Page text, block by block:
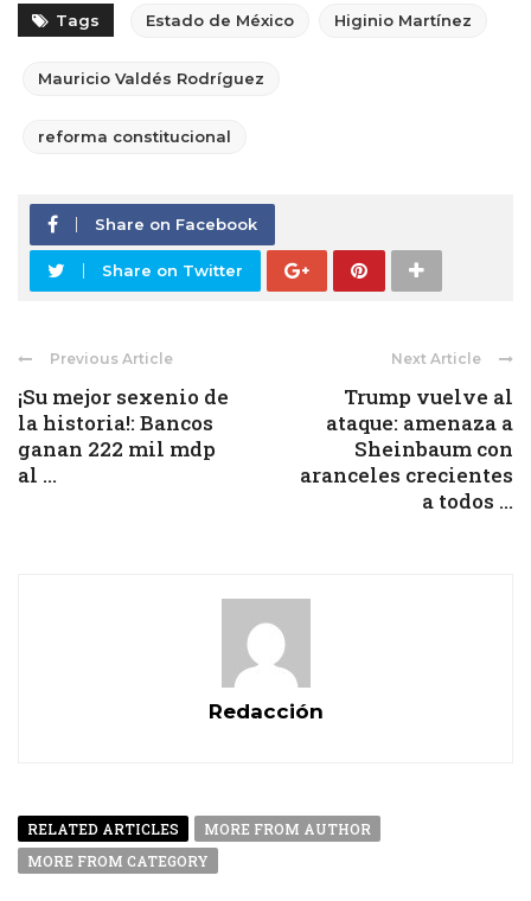
Tags Estado de México Higinio Martínez
Mauricio Valdés Rodríguez
reforma constitucional
Share on Facebook
Share on Twitter
Previous Article
¡Su mejor sexenio de
la historia!: Bancos
ganan 222 mil mdp
al ...
Next Article
Trump vuelve al
ataque: amenaza a
Sheinbaum con
aranceles crecientes
a todos ...
Redacción
RELATED ARTICLES
MORE FROM AUTHOR
MORE FROM CATEGORY